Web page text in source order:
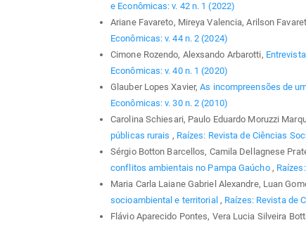
e Econômicas: v. 42 n. 1 (2022)
Ariane Favareto, Mireya Valencia, Arilson
Econômicas: v. 44 n. 2 (2024)
Cimone Rozendo, Alexsando Arbarotti,
Econômicas: v. 40 n. 1 (2020)
Glauber Lopes Xavier,As incompreensões de
Econômicas: v. 30 n. 2 (2010)
Carolina Schiesari, Paulo Eduardo Moruzzi
públicas rurais , Raízes: Revista de Ciências
Sérgio Botton Barcellos, Camila Dellagnese
conflitos ambientais no Pampa Gaúcho ,
Maria Carla Laiane Gabriel Alexandre, Luan
socioambiental e territorial , Raízes: Revista de
Flávio Aparecido Pontes, Vera Lucia Silveira